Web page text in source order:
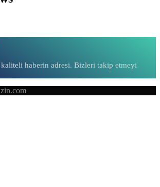
haberin adresi. Bizleri takip etmeyi